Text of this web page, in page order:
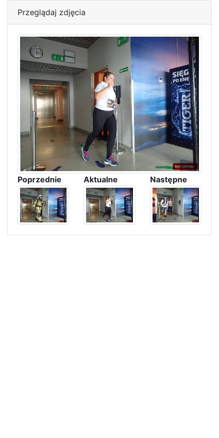
Przeglądaj zdjęcia
Poprzednie Aktualne Następne